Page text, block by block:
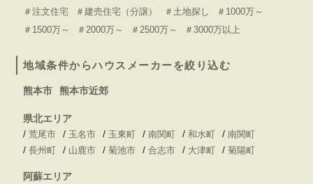
＃注文住宅
＃建売住宅（分譲） ＃土地探し
＃1000万～
＃1500万～
＃2000万～ ＃2500万～ ＃3000万以上
地域条件からハウスメーカーを絞り込む
熊本市 熊本市近郊
県北エリア
/ 荒尾市 / 玉名市 / 玉東町 / 南関町 / 和水町 / 南関町
/ 長州町 / 山鹿市 / 菊池市 / 合志市 / 大津町 / 菊陽町
阿蘇エリア